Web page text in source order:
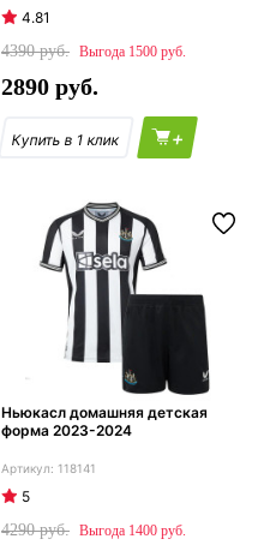
4.81
4390
1500
2890
+
Ньюкасл домашняя детская
форма 2023-2024
118141
5
4290
1400